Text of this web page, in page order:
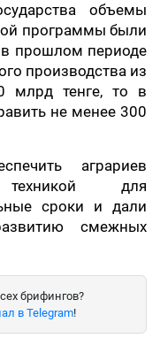
объемы
программы были
прошлом периоде
производства из
млрд тенге, то в
не менее 300
аграриев
техникой для
сроки и дали
смежных
брифингов?
в Telegram!